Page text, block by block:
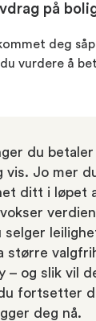
på
deg
vurdere å
du
vis. Jo mer
ditt i løpet
selger
større
– og slik vil
fortsetter
deg nå.